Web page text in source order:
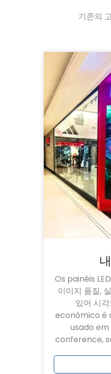
기존의
Os painéis
이미지 품질,
있어 시
econômico é
usado em
conference,